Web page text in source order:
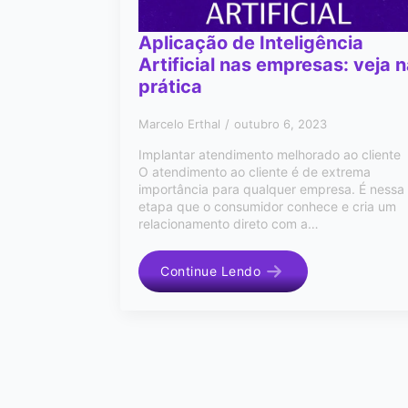
Aplicação de Inteligência
Artificial nas empresas: veja
prática
Marcelo Erthal outubro 6, 2023
Implantar atendimento melhorado ao cliente
O atendimento ao cliente é de extrema
importância para qualquer empresa. É nessa
etapa que o consumidor conhece e cria um
relacionamento direto com a…
Continue Lendo